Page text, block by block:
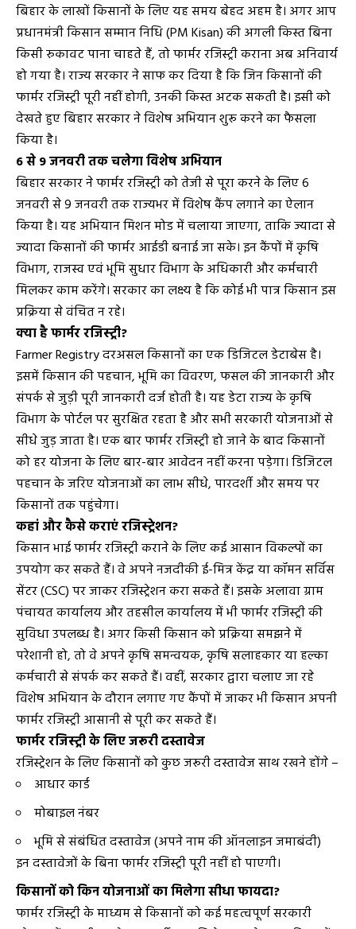
बिहार के लाखों किसानों के लिए यह समय बेहद अहम है। अगर आप
प्रधानमंत्री किसान सम्मान निधि (PM Kisan) की अगली किस्त बिना
किसी रुकावट पाना चाहते हैं, तो फार्मर रजिस्ट्री कराना अब अनिवार्य
हो गया है। राज्य सरकार ने साफ कर दिया है कि जिन किसानों की
फार्मर रजिस्ट्री पूरी नहीं होगी, उनकी किस्त अटक सकती है। इसी को
देखते हुए बिहार सरकार ने विशेष अभियान शुरू करने का फैसला
किया है।
6 से 9 जनवरी तक चलेगा विशेष अभियान
बिहार सरकार ने फार्मर रजिस्ट्री को तेजी से पूरा करने के लिए 6
जनवरी से 9 जनवरी तक राज्यभर में विशेष कैंप लगाने का ऐलान
किया है। यह अभियान मिशन मोड में चलाया जाएगा, ताकि ज्यादा से
ज्यादा किसानों की फार्मर आईडी बनाई जा सके। इन कैंपों में कृषि
विभाग, राजस्व एवं भूमि सुधार विभाग के अधिकारी और कर्मचारी
मिलकर काम करेंगे। सरकार का लक्ष्य है कि कोई भी पात्र किसान इस
प्रक्रिया से वंचित न रहे।
क्या है फार्मर रजिस्ट्री?
Farmer Registry दरअसल किसानों का एक डिजिटल डेटाबेस है।
इसमें किसान की पहचान, भूमि का विवरण, फसल की जानकारी और
संपर्क से जुड़ी पूरी जानकारी दर्ज होती है। यह डेटा राज्य के कृषि
विभाग के पोर्टल पर सुरक्षित रहता है और सभी सरकारी योजनाओं से
सीधे जुड़ जाता है। एक बार फार्मर रजिस्ट्री हो जाने के बाद किसानों
को हर योजना के लिए बार-बार आवेदन नहीं करना पड़ेगा। डिजिटल
पहचान के जरिए योजनाओं का लाभ सीधे, पारदर्शी और समय पर
किसानों तक पहुंचेगा।
कहां और कैसे कराएं रजिस्ट्रेशन?
किसान भाई फार्मर रजिस्ट्री कराने के लिए कई आसान विकल्पों का
उपयोग कर सकते हैं। वे अपने नजदीकी ई-मित्र केंद्र या कॉमन सर्विस
सेंटर (CSC) पर जाकर रजिस्ट्रेशन करा सकते हैं। इसके अलावा ग्राम
पंचायत कार्यालय और तहसील कार्यालय में भी फार्मर रजिस्ट्री की
सुविधा उपलब्ध है। अगर किसी किसान को प्रक्रिया समझने में
परेशानी हो, तो वे अपने कृषि समन्वयक, कृषि सलाहकार या हल्का
कर्मचारी से संपर्क कर सकते हैं। वहीं, सरकार द्वारा चलाए जा रहे
विशेष अभियान के दौरान लगाए गए कैंपों में जाकर भी किसान अपनी
फार्मर रजिस्ट्री आसानी से पूरी कर सकते हैं।
फार्मर रजिस्ट्री के लिए जरूरी दस्तावेज
रजिस्ट्रेशन के लिए किसानों को कुछ जरूरी दस्तावेज साथ रखने होंगे –
आधार कार्ड
मोबाइल नंबर
भूमि से संबंधित दस्तावेज (अपने नाम की ऑनलाइन जमाबंदी)
इन दस्तावेजों के बिना फार्मर रजिस्ट्री पूरी नहीं हो पाएगी।
किसानों को किन योजनाओं का मिलेगा सीधा फायदा?
फार्मर रजिस्ट्री के माध्यम से किसानों को कई महत्वपूर्ण सरकारी